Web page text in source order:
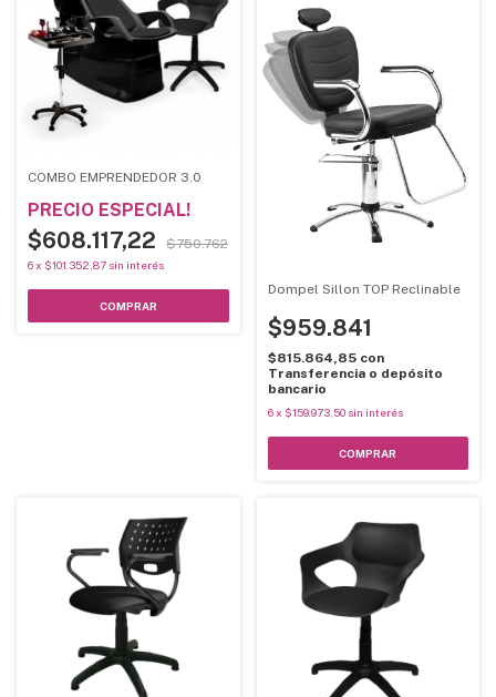
COMBO EMPRENDEDOR 3.0
PRECIO ESPECIAL!
$608.117,22 $750.762
6x $101.352,87 sin interés
Dompel Sillon TOP Reclinable
$959.841
$815.864,85 con
Transferencia o depósito
bancario
6 x $159.973,50 sin interés